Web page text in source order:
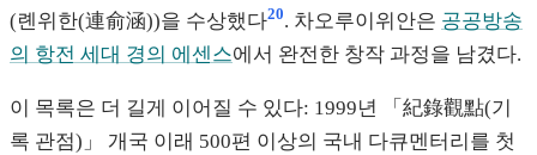
(롄위한(連俞涵))을 수상했다20. 차오루이위안은 공공방송
의 항전 세대 경의 에센스에서 완전한 창작 과정을 남겼다.
이 목록은 더 길게 이어질 수 있다: 1999년 「紀錄觀點(기
록 관점)」 개국 이래 500편 이상의 국내 다큐멘터리를 첫